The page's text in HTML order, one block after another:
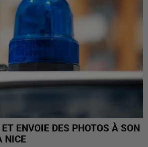
ET ENVOIE DES PHOTOS À SON
NICE